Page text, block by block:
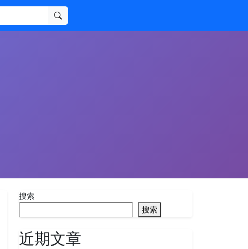
搜索
搜索
搜索
近期文章